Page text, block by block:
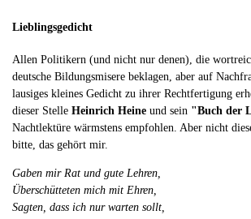
Lieblingsgedicht
Allen Politikern (und nicht nur denen), die
deutsche Bildungsmisere beklagen, aber auf
lausiges kleines Gedicht zu ihrer Rechtfertigung
dieser Stelle Heinrich Heine und sein "Buch der
Nachtlektüre wärmstens empfohlen. Aber nicht
bitte, das gehört mir.
Gaben mir Rat und gute Lehren,
Überschütteten mich mit Ehren,
Sagten, dass ich nur warten sollt,